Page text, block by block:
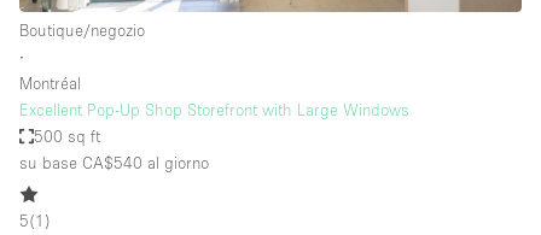
Boutique/negozio
∙
Montréal
Excellent Pop-Up Shop Storefront with Large Windows
500 sq ft
su base CA$540 al giorno
5(1 )